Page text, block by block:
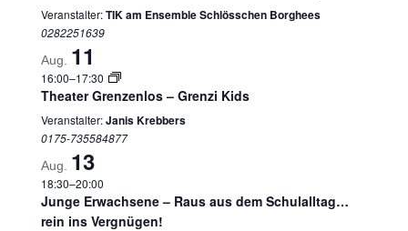
Veranstalter:TIK am Ensemble Schlösschen Borghees
0282251639
Aug. 11
16:00–17:30
Theater Grenzenlos – Grenzi Kids
Veranstalter:Janis Krebbers
0175-735584877
Aug. 13
18:30–20:00
Junge Erwachsene – Raus aus dem Schulalltag…
rein ins Vergnügen!